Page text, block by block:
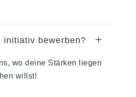
initiativ bewerben? L
wo deine Stärken liegen
willst!